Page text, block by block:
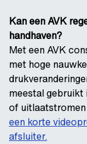
Kan een AVK
handhaven?
Met een AVK
met hoge
meestal
of
een korte
afsluiter.